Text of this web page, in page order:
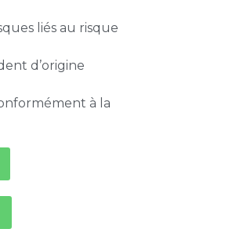
liés au risque
d’origine
à la